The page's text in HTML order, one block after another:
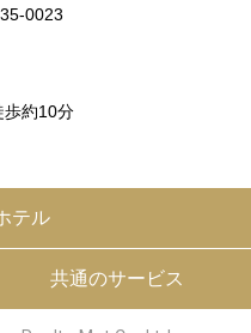
0023
歩約10分
テル
共通のサービス